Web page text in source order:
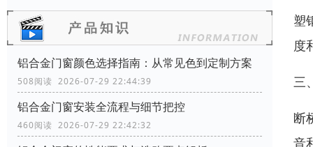
铝合金门窗颜色选择指南：从常见色到定制方案
508阅读 2026-07-29 22:44:39
铝合金门窗安装全流程与细节把控
460阅读 2026-07-29 22:42:32
塑
度
三
断
音